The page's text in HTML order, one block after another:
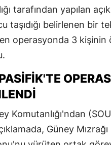
tarafından yapılan
taşıdığı belirlenen bir
operasyonda 3 kişinin
Komutanlığı'ndan
Güney Mızrağı